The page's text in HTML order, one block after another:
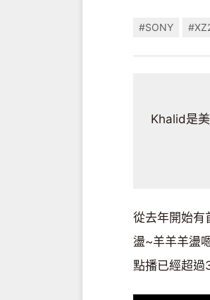
#SONY
Khalid是
從去年開始有
盪~羊羊羊盪
點播已經超過